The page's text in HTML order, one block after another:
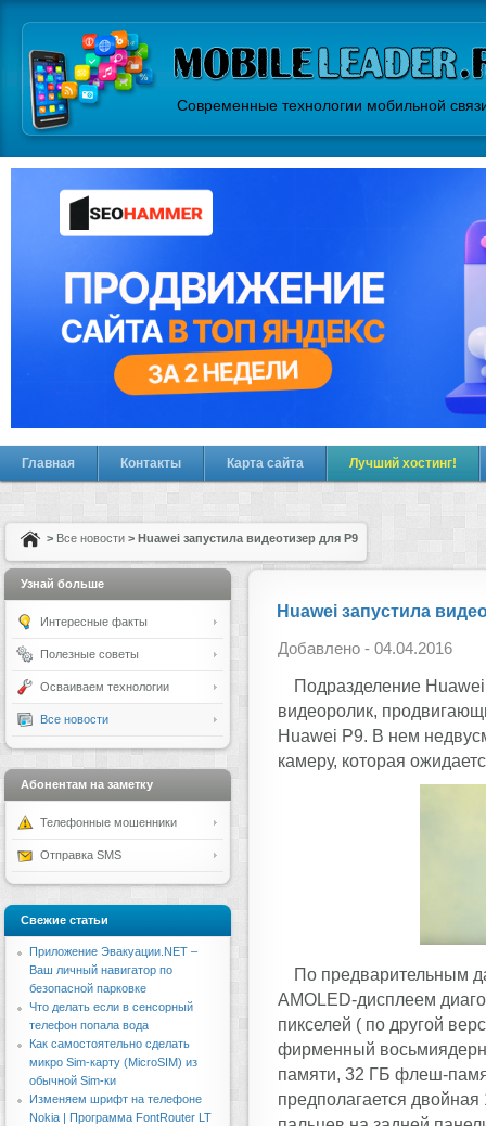
Современные технологии мобильной
Главная Контакты Карта сайта Лучший хостинг!
> Все новости > Huawei запустила видеотизер для P9
Huawei запустила
Добавлено - 04.04.2016
Подразделение
видеоролик,
Huawei P9. В нем
камеру, которая
По предварительным
AMOLED-дисплеем
пикселей ( по другой
фирменный
памяти, 32 ГБ флеш-
предполагается двойная
Узнай больше
Интересные факты
Полезные советы
Осваиваем технологии
Все новости
Абонентам на заметку
Телефонные мошенники
Отправка SMS
Свежие статьи
Приложение Эвакуации.NET –
Ваш личный навигатор по
безопасной парковке
Что делать если в сенсорный
телефон попала вода
Как самостоятельно сделать
микро Sim-карту (MicroSIM) из
обычной Sim-ки
Изменяем шрифт на телефоне
Nokia | Программа FontRouter LT